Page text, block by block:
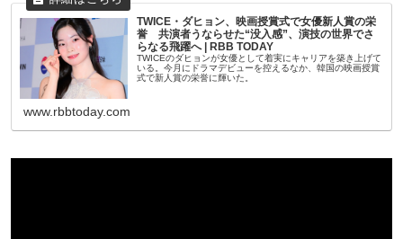
TWICE・ダヒョン、映画授賞式で女優新人賞の栄
誉 共演者うならせた“没入感”、演技の世界でさ
らなる飛躍へ | RBB TODAY
TWICEのダヒョンが女優として着実にキャリアを築き上げて
いる。今月にドラマデビューを控えるなか、韓国の映画授賞
式で新人賞の栄誉に輝いた。
www.rbbtoday.com